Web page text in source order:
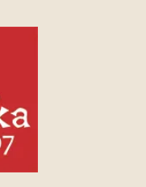
柄が限定数再入荷！現
に新入荷！
ケット
革仕立て
たらと思います。
ネックウォーマー
かわいい。家族にプレセ
思います。
の山のマッチング合うな
た。